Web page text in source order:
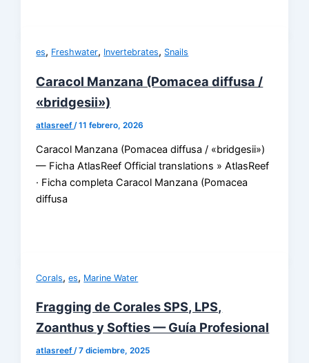
es, Freshwater, Invertebrates, Snails
Caracol Manzana (Pomacea diffusa /
«bridgesii»)
atlasreef /11 febrero, 2026
Caracol Manzana (Pomacea diffusa / «bridgesii»)
— Ficha AtlasReef Official translations » AtlasReef
· Ficha completa Caracol Manzana (Pomacea
diffusa
Corals,es, Marine Water
Fragging de Corales SPS, LPS,
Zoanthus y Softies — Guía Profesional
atlasreef/7 diciembre, 2025